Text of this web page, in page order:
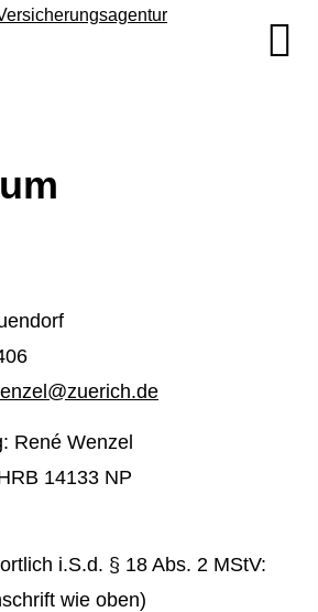
René Wenzel
14133 NP
i.S.d. § 18 Abs. 2 MStV:
wie oben)